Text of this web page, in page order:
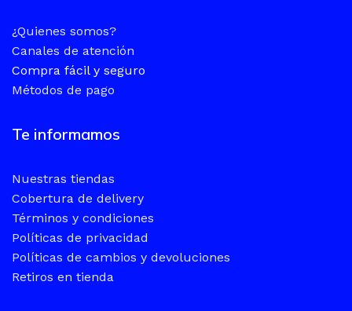
¿Quienes somos?
Canales de atención
Compra fácil y seguro
Métodos de pago
Te informamos
Nuestras tiendas
Cobertura de delivery
Términos y condiciones
Políticas de privacidad
Políticas de cambios y devoluciones
Retiros en tienda